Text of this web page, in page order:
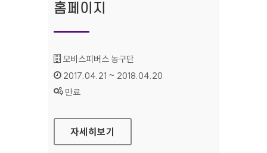
홈페이지
기관명 :
모비스피버스 농구단
인증기간 :
2017.04.21 ~ 2018.04.20
상태 :
만료
모비스피버스 농구단 대표 홈페이지
자세히보기